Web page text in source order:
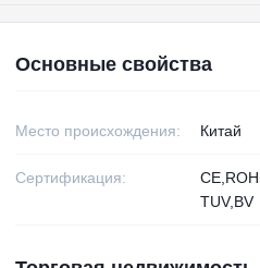
Основные свойства
Место происхождения: Китай
Сертификация:
TUV,BV